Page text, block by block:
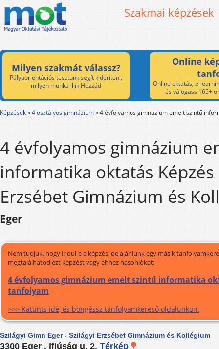
Szakmai képzések
Milyen szakmát válassz?
Pályaorientációs tesztünk segít kideríteni,
milyen munka illik Hozzád
Online
Online oktatás, e-
és válogass 165+
Képzések»4 osztályos gimnázium»4 évfolyamos gimnázium emelt szintű
4 évfolyamos gimnázium
informatika oktatás Képzés
Erzsébet Gimnázium és
Eger
Nem tudjuk, hogy indul-e a képzés, de ajánlunk egy másik
megtalálhatod ezt képzést vagy ehhez hasonlókat:
4 évfolyamos gimnázium emelt szintű informatika
tanfolyam
>>> Kattints ide, és böngéssz tanfolyamkereső oldalunkon.
Szilágyi Gimn Eger - Szilágyi Erzsébet Gimnázium és Kollégium
3300 Eger , Ifjúság u. 2. Térkép